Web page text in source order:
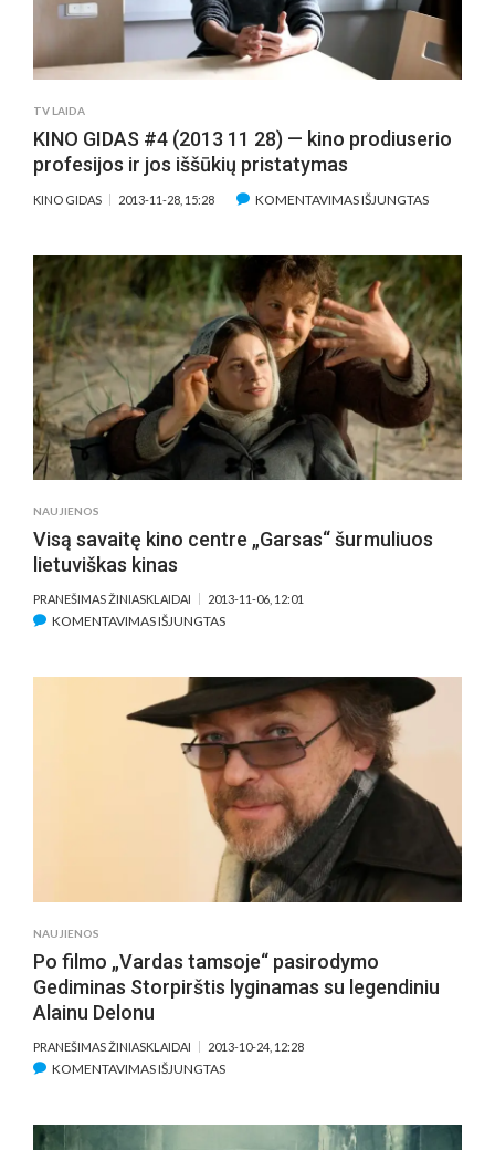
TV LAIDA
KINO GIDAS #4 (2013 11 28) — kino prodiuserio
profesijos ir jos iššūkių pristatymas
KINO GIDAS 2013-11-28, 15:28 KOMENTAVIMAS IŠJUNGTASĮRAŠE
(2013
11
28)
—
KINO
IR
JOS
NAUJIENOS
Visą savaitę kino centre „Garsas“ šurmuliuos
lietuviškas kinas
PRANEŠIMAS ŽINIASKLAIDAI 2013-11-06, 12:01
KOMENTAVIMAS IŠJUNGTASĮRAŠE
KINO
CENTRE
„GARSAS“
ŠURMULIUOS
LIETUVIŠKAS
KINAS
NAUJIENOS
Po filmo „Vardas tamsoje“ pasirodymo
Gediminas Storpirštis lyginamas su legendiniu
Alainu Delonu
PRANEŠIMAS ŽINIASKLAIDAI 2013-10-24, 12:28
KOMENTAVIMAS IŠJUNGTASĮRAŠE